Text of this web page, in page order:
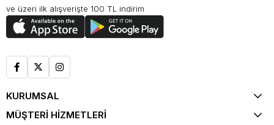
ve üzeri ilk alışverişte 100 TL indirim
KURUMSAL
MÜŞTERİ HİZMETLERİ